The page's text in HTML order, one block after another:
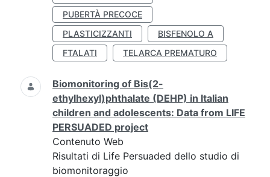
PUBERTÀ PRECOCE
PLASTICIZZANTI
BISFENOLO A
FTALATI
TELARCA PREMATURO
Biomonitoring of Bis(2-
ethylhexyl)phthalate (DEHP) in Italian
children and adolescents: Data from LIFE
PERSUADED project
Contenuto Web
Risultati di Life Persuaded dello studio di
biomonitoraggio